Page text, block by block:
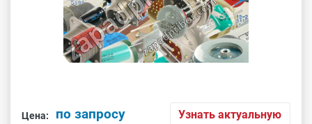
Цена: по запросу
Узнать актуальную